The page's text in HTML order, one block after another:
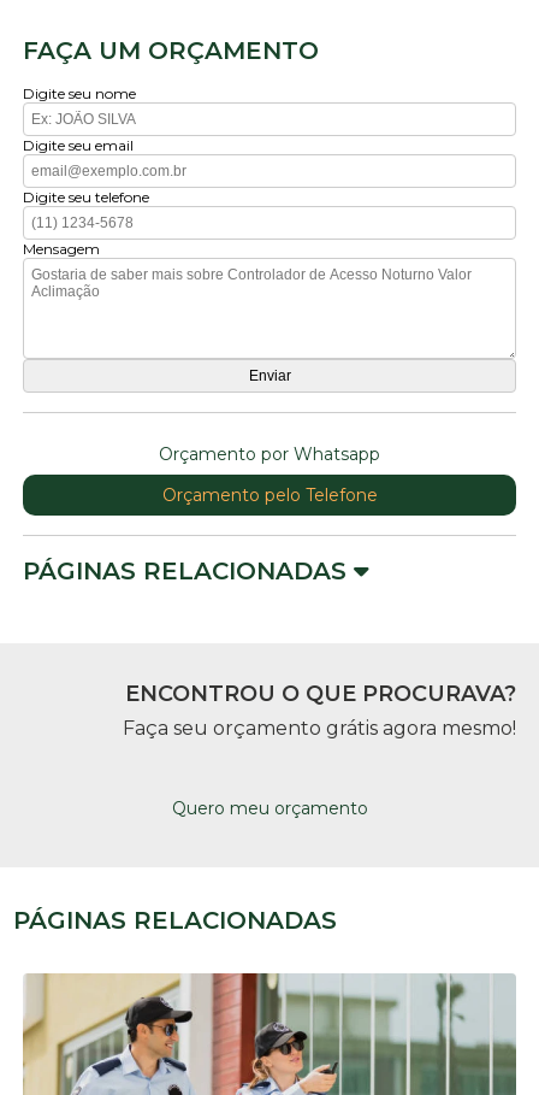
FAÇA UM ORÇAMENTO
Digite seu nome
Digite seu email
Digite seu telefone
Mensagem
Orçamento por Whatsapp
Orçamento pelo Telefone
PÁGINAS RELACIONADAS
ENCONTROU O QUE PROCURAVA?
Faça seu orçamento grátis agora mesmo!
Quero meu orçamento
PÁGINAS RELACIONADAS